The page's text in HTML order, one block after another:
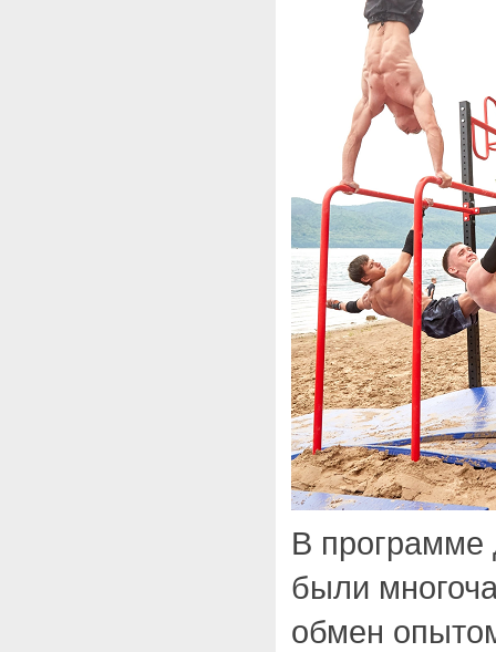
В программе
были
обмен